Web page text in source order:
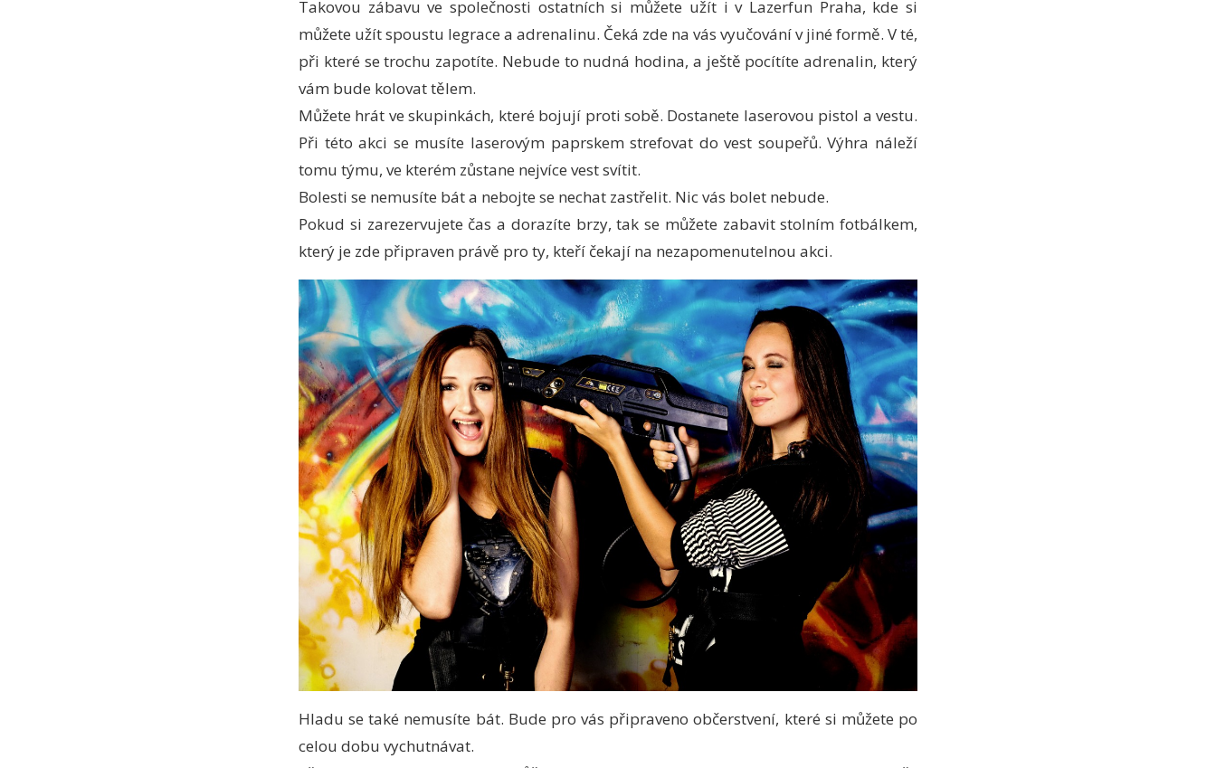
Takovou zábavu ve společnosti ostatních si můžete užít i v Lazerfun Praha, kde si
můžete užít spoustu legrace a adrenalinu. Čeká zde na vás vyučování v jiné formě. V té,
při které se trochu zapotíte. Nebude to nudná hodina, a ještě pocítíte adrenalin, který
vám bude kolovat tělem.
Můžete hrát ve skupinkách, které bojují proti sobě. Dostanete laserovou pistol a vestu.
Při této akci se musíte laserovým paprskem strefovat do vest soupeřů. Výhra náleží
tomu týmu, ve kterém zůstane nejvíce vest svítit.
Bolesti se nemusíte bát a nebojte se nechat zastřelit. Nic vás bolet nebude.
Pokud si zarezervujete čas a dorazíte brzy, tak se můžete zabavit stolním fotbálkem,
který je zde připraven právě pro ty, kteří čekají na nezapomenutelnou akci.
Hladu se také nemusíte bát. Bude pro vás připraveno občerstvení, které si můžete po
celou dobu vychutnávat.